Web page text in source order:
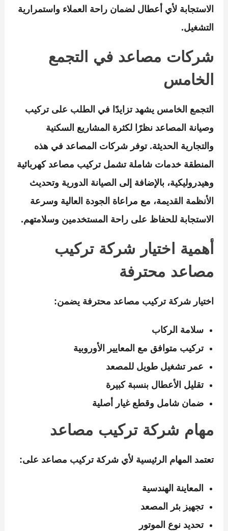
الاستجابة لأي أعطال لضمان راحة العملاء واستمرارية
التشغيل.
شركات مصاعد في التجمع
الخامس
التجمع الخامس يشهد تزايدًا في الطلب على تركيب
وصيانة المصاعد نظرًا لكثرة المشاريع السكنية
والتجارية الحديثة. توفر شركات المصاعد في هذه
المنطقة خدمات شاملة تشمل تركيب مصاعد كهربائية
وهيدروليكية، بالإضافة إلى الصيانة الدورية وتحديث
الأنظمة القديمة، مع مراعاة الجودة العالية وسرعة
الاستجابة للحفاظ على راحة المستخدمين وسلامتهم.
أهمية اختيار شركة تركيب
مصاعد محترفة
اختيار شركة تركيب مصاعد محترفة يضمن:
سلامة الركاب
تركيب متوافق مع المعايير الأوروبية
عمر تشغيل طويل للمصعد
تقليل الأعطال بنسبة كبيرة
ضمان شامل وقطع غيار أصلية
مهام شركة تركيب مصاعد
تعتمد المهام الرئيسية لأي شركة تركيب مصاعد على:
المعاينة الهندسية
تجهيز بئر المصعد
تحديد نوع الموتور